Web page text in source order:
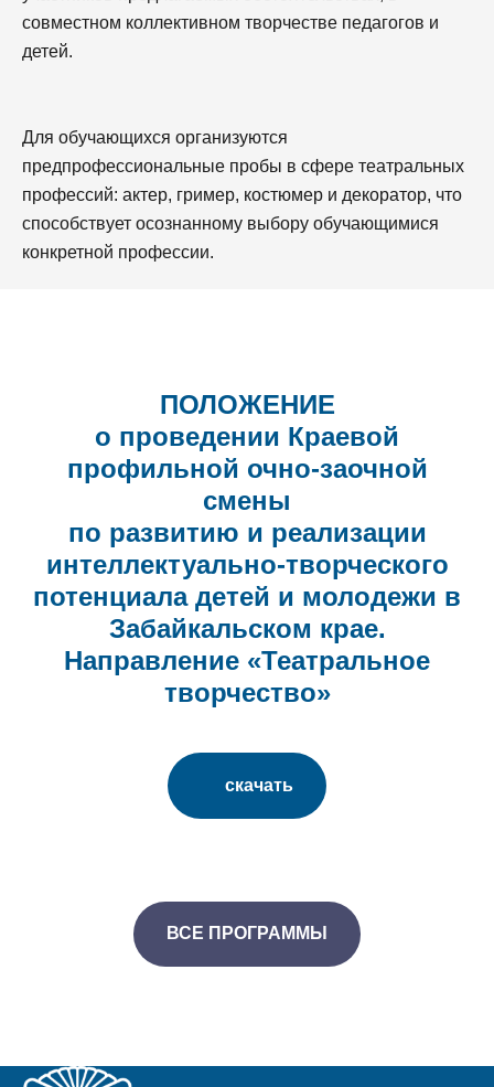
совместном коллективном творчестве педагогов и
детей.
Для обучающихся организуются
предпрофессиональные пробы в сфере театральных
профессий: актер, гример, костюмер и декоратор, что
способствует осознанному выбору обучающимися
конкретной профессии.
ПОЛОЖЕНИЕ
о проведении Краевой
профильной очно-заочной
смены
по развитию и реализации
интеллектуально-творческого
потенциала детей и молодежи в
Забайкальском крае.
Направление «Театральное
творчество»
скачать
ВСЕ ПРОГРАММЫ